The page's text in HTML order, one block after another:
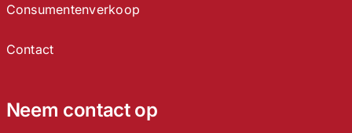
Consumentenverkoop
Contact
Neem contact op